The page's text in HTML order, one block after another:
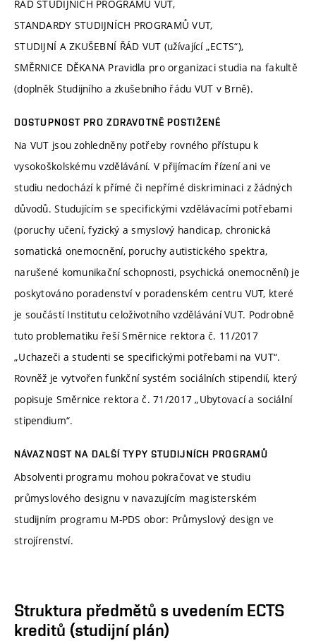
ŘÁD STUDIJNÍCH PROGRAMŮ VUT,
STANDARDY STUDIJNÍCH PROGRAMŮ VUT,
STUDIJNÍ A ZKUŠEBNÍ ŘÁD VUT (užívající „ECTS“),
SMĚRNICE DĚKANA Pravidla pro organizaci studia na fakultě
(doplněk Studijního a zkušebního řádu VUT v Brně).
DOSTUPNOST PRO ZDRAVOTNĚ POSTIŽENÉ
Na VUT jsou zohledněny potřeby rovného přístupu k
vysokoškolskému vzdělávání. V přijímacím řízení ani ve
studiu nedochází k přímé či nepřímé diskriminaci z žádných
důvodů. Studujícím se specifickými vzdělávacími potřebami
(poruchy učení, fyzický a smyslový handicap, chronická
somatická onemocnění, poruchy autistického spektra,
narušené komunikační schopnosti, psychická onemocnění) je
poskytováno poradenství v poradenském centru VUT, které
je součástí Institutu celoživotního vzdělávání VUT. Podrobně
tuto problematiku řeší Směrnice rektora č. 11/2017
„Uchazeči a studenti se specifickými potřebami na VUT“.
Rovněž je vytvořen funkční systém sociálních stipendií, který
popisuje Směrnice rektora č. 71/2017 „Ubytovací a sociální
stipendium“.
NÁVAZNOST NA DALŠÍ TYPY STUDIJNÍCH PROGRAMŮ
Absolventi programu mohou pokračovat ve studiu
průmyslového designu v navazujícím magisterském
studijním programu M-PDS obor: Průmyslový design ve
strojírenství.
Struktura předmětů s uvedením ECTS
kreditů (studijní plán)